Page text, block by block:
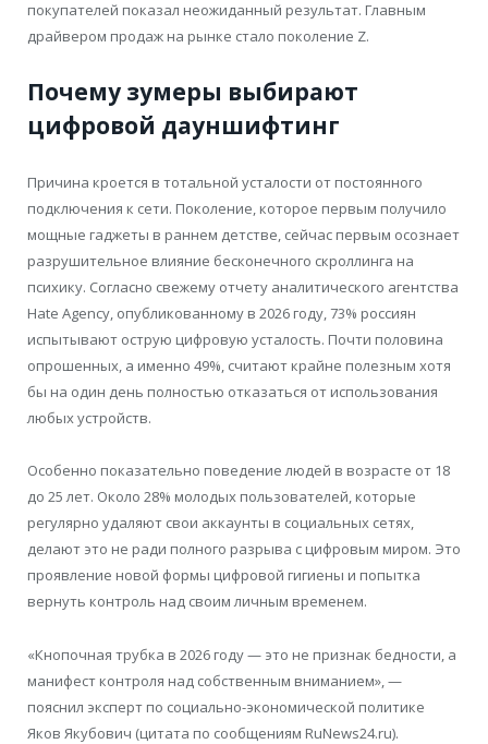
покупателей показал неожиданный результат. Главным
драйвером продаж на рынке стало поколение Z.
Почему зумеры выбирают
цифровой дауншифтинг
Причина кроется в тотальной усталости от постоянного
подключения к сети. Поколение, которое первым получило
мощные гаджеты в раннем детстве, сейчас первым осознает
разрушительное влияние бесконечного скроллинга на
психику. Согласно свежему отчету аналитического агентства
Hate Agency, опубликованному в 2026 году, 73% россиян
испытывают острую цифровую усталость. Почти половина
опрошенных, а именно 49%, считают крайне полезным хотя
бы на один день полностью отказаться от использования
любых устройств.
Особенно показательно поведение людей в возрасте от 18
до 25 лет. Около 28% молодых пользователей, которые
регулярно удаляют свои аккаунты в социальных сетях,
делают это не ради полного разрыва с цифровым миром. Это
проявление новой формы цифровой гигиены и попытка
вернуть контроль над своим личным временем.
«Кнопочная трубка в 2026 году — это не признак бедности, а
манифест контроля над собственным вниманием», —
пояснил эксперт по социально-экономической политике
Яков Якубович (цитата по сообщениям RuNews24.ru).